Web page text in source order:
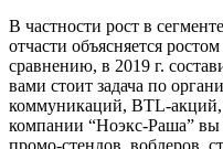
В частности рост в
отчасти объясняется
сравнению, в 2019 г.
вами стоит задача по
коммуникаций, BTL-
компании “Ноэкс-Раша” вы